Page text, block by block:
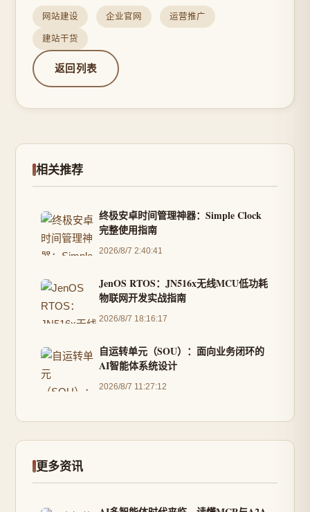
网站建设 企业官网 运营推广
建站干货
返回列表
相关推荐
终极安卓时间管理神器：Simple Clock
完整使用指南
2026/8/7 2:40:41
JenOS RTOS：JN516x无线MCU低功耗
物联网开发实战指南
2026/8/7 18:16:17
自运转单元（SOU）：面向业务闭环的
AI智能体系统设计
2026/8/7 11:27:12
更多资讯